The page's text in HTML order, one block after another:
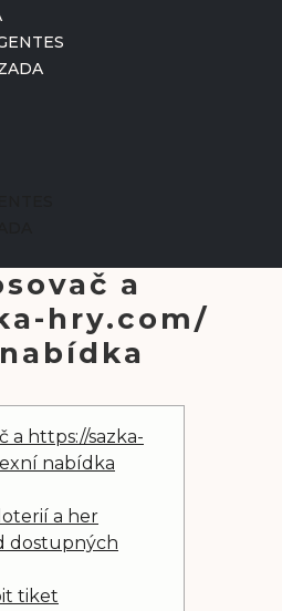
a
hry.com/
a https://sazka-
nabídka
a her
dostupných
tiket